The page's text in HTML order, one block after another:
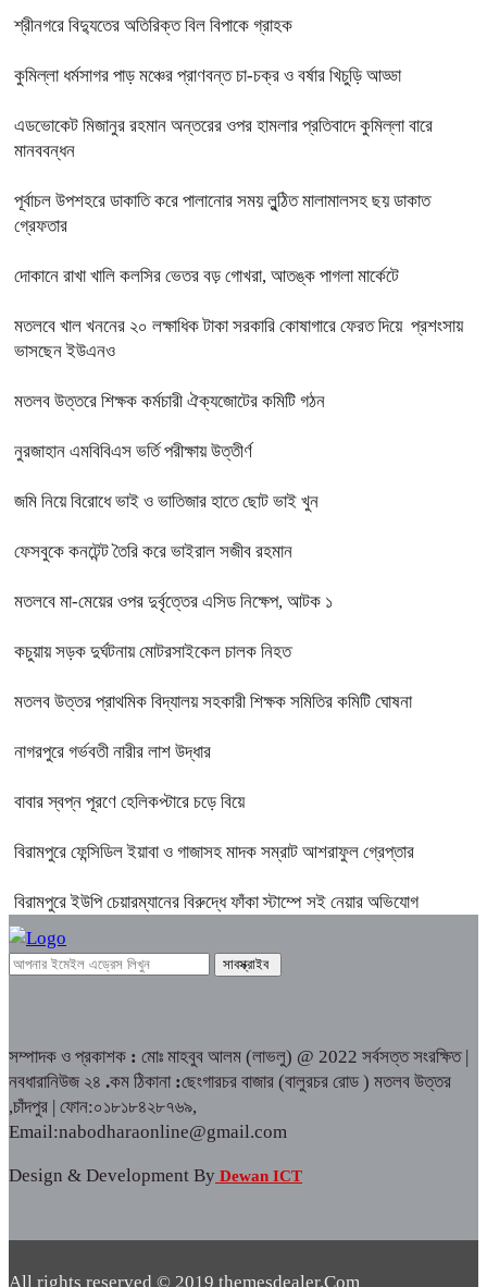
শ্রীনগরে বিদ্যুতের অতিরিক্ত বিল বিপাকে গ্রাহক
কুমিল্লা ধর্মসাগর পাড় মঞ্চের প্রাণবন্ত চা-চক্র ও বর্ষার খিচুড়ি আড্ডা
এডভোকেট মিজানুর রহমান অন্তরের ওপর হামলার প্রতিবাদে কুমিল্লা বারে
মানববন্ধন
পূর্বাচল উপশহরে ডাকাতি করে পালানোর সময় লুন্ঠিত মালামালসহ ছয় ডাকাত
গ্রেফতার
দোকানে রাখা খালি কলসির ভেতর বড় গোখরা, আতঙ্ক পাগলা মার্কেটে
মতলবে খাল খননের ২০ লক্ষাধিক টাকা সরকারি কোষাগারে ফেরত দিয়ে প্রশংসায়
ভাসছেন ইউএনও
মতলব উত্তরে শিক্ষক কর্মচারী ঐক্যজোটের কমিটি গঠন
নুরজাহান এমবিবিএস ভর্তি পরীক্ষায় উত্তীর্ণ
জমি নিয়ে বিরোধে ভাই ও ভাতিজার হাতে ছোট ভাই খুন
ফেসবুকে কনটেন্ট তৈরি করে ভাইরাল সজীব রহমান
মতলবে মা-মেয়ের ওপর দুর্বৃত্তের এসিড নিক্ষেপ, আটক ১
কচুয়ায় সড়ক দুর্ঘটনায় মোটরসাইকেল চালক নিহত
মতলব উত্তর প্রাথমিক বিদ্যালয় সহকারী শিক্ষক সমিতির কমিটি ঘোষনা
নাগরপুরে গর্ভবতী নারীর লাশ উদ্ধার
বাবার স্বপ্ন পূরণে হেলিকপ্টারে চড়ে বিয়ে
বিরামপুরে ফেন্সিডিল ইয়াবা ও গাজাসহ মাদক সম্রাট আশরাফুল গ্রেপ্তার
বিরামপুরে ইউপি চেয়ারম্যানের বিরুদ্ধে ফাঁকা স্টাম্পে সই নেয়ার অভিযোগ
সম্পাদক ও প্রকাশক : মোঃ মাহবুব আলম (লাভলু) @ 2022 সর্বসত্ত সংরক্ষিত |
নবধারানিউজ ২৪ .কম ঠিকানা :ছেংগারচর বাজার (বালুরচর রোড ) মতলব উত্তর
,চাঁদপুর | ফোন:০১৮১৮৪২৮৭৬৯,
Email:nabodharaonline@gmail.com
Design & Development By Dewan ICT
All rights reserved © 2019 themesdealer.Com